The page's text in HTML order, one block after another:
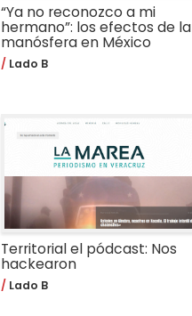
“Ya no reconozco a mi
hermano”: los efectos de la
manósfera en México
Lado B
Territorial el pódcast: Nos
hackearon
Lado B